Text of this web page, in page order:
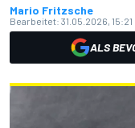
Mario Fritzsche
Bearbeitet: 31.05.2026, 15:21
ALS